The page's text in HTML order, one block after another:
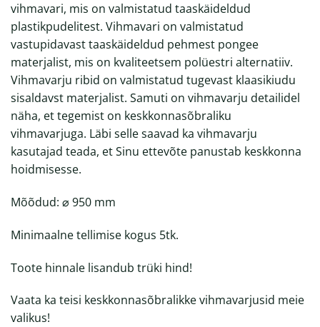
vihmavari, mis on valmistatud taaskäideldud
plastikpudelitest. Vihmavari on valmistatud
vastupidavast taaskäideldud pehmest pongee
materjalist, mis on kvaliteetsem polüestri alternatiiv.
Vihmavarju ribid on valmistatud tugevast klaasikiudu
sisaldavst materjalist. Samuti on vihmavarju detailidel
näha, et tegemist on keskkonnasõbraliku
vihmavarjuga. Läbi selle saavad ka vihmavarju
kasutajad teada, et Sinu ettevõte panustab keskkonna
hoidmisesse.
Mõõdud: ⌀ 950 mm
Minimaalne tellimise kogus 5tk.
Toote hinnale lisandub trüki hind!
Vaata ka teisi keskkonnasõbralikke vihmavarjusid meie
valikus!